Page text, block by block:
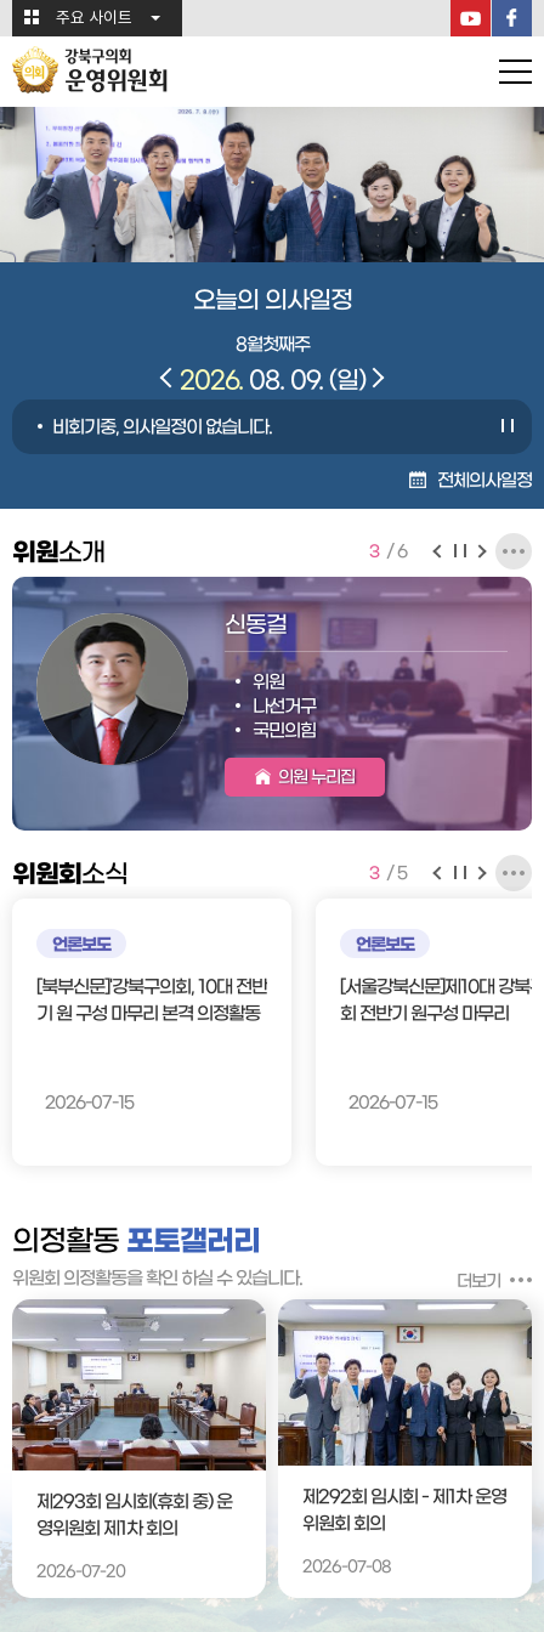
본문바로가기주요 사이트
강북구의회
운영위원회
오늘의 의사일정
8월첫째주
2026. 08. 09. (일)
비회기중, 의사일정이 없습니다.
전체의사일정
위원소개 3 / 6
신동걸
위원
나선거구
국민의힘
의원 누리집
위원회 소식 3 / 5
언론보도
[북부신문]'강북구의회, 10대 전반
기 원 구성 마무리 본격 의정활동
2026-07-15
언론보도
[서울강북신문]제10대 강북
회 전반기 원구성 마무리
2026-07-15
의정활동 포토갤러리
위원회 의정활동을 확인 하실 수 있습니다.
제293회 임시회(휴회 중) 운
영위원회 제1차 회의
2026-07-20
제292회 임시회 - 제1차 운영
위원회 회의
2026-07-08
더보기